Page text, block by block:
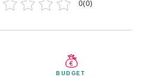
0(0)
BUDGET